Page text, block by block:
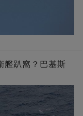
艦趴窩？巴基斯